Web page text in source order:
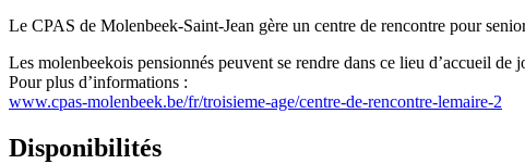
Le CPAS de Molenbeek-Saint-Jean gère un centre de rencontre pour
Les molenbeekois pensionnés peuvent se rendre dans ce lieu d’accueil
Pour plus d’informations :
www.cpas-molenbeek.be/fr/troisieme-age/centre-de-rencontre-lemaire-2
Disponibilités